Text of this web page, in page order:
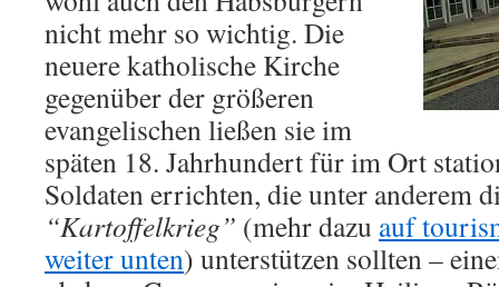
nicht mehr so wichtig. Die
neuere katholische Kirche
gegenüber der größeren
evangelischen ließen sie im
späten 18. Jahrhundert für im Ort
Soldaten errichten, die unter anderem
“Kartoffelkrieg” (mehr dazu auf
weiter unten) unterstützen sollten –